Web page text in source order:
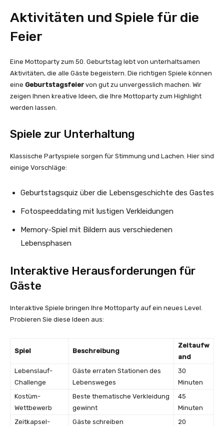
Aktivitäten und Spiele für die
Feier
Eine Mottoparty zum 50. Geburtstag lebt von unterhaltsamen
Aktivitäten, die alle Gäste begeistern. Die richtigen Spiele können
eine Geburtstagsfeier von gut zu unvergesslich machen. Wir
zeigen Ihnen kreative Ideen, die Ihre Mottoparty zum Highlight
werden lassen.
Spiele zur Unterhaltung
Klassische Partyspiele sorgen für Stimmung und Lachen. Hier sind
einige Vorschläge:
Geburtstagsquiz über die Lebensgeschichte des Gastes
Fotospeeddating mit lustigen Verkleidungen
Memory-Spiel mit Bildern aus verschiedenen
Lebensphasen
Interaktive Herausforderungen für
Gäste
Interaktive Spiele bringen Ihre Mottoparty auf ein neues Level.
Probieren Sie diese Ideen aus:
Spiel Beschreibung
Zeitaufw
and
Lebenslauf-
Challenge
Gäste erraten Stationen des
Lebensweges
30
Minuten
Kostüm-
Wettbewerb
Beste thematische Verkleidung
gewinnt
45
Minuten
Zeitkapsel-
Gäste schreiben
20